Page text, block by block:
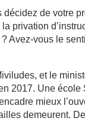
de votre
privation
Avez-vous le
et le
2017. Une école
mieux
demeurent.